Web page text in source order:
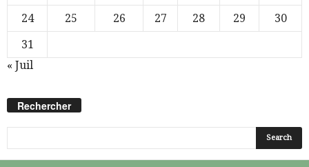
24
25 26 27 28 29
30
31
« Juil
Rechercher